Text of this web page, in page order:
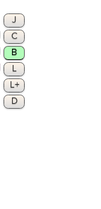
J
C
B
L
L+
D